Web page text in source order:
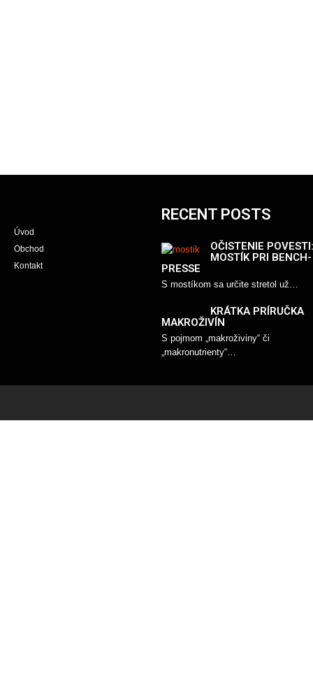
Úvod
Obchod
Kontakt
RECENT POSTS
OČISTENIE POVESTI:
MOSTÍK PRI BENCH-
PRESSE
S mostíkom sa určite stretol už…
KRÁTKA PRÍRUČKA
MAKROŽIVÍN
S pojmom „makroživiny“ či
„makronutrienty“…